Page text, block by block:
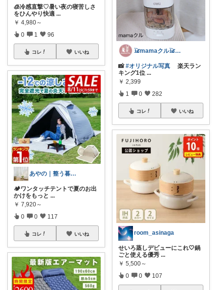
🧊冷感直撃♡暑い夜の寝苦しさ
をひんやり快適 ...
￥ 4,980～
0 1 96
コレ いいね
あやの｜整う暮らしROOM
🏕️ワンタッチテントで夏のお出
かけをもっと ...
￥ 7,920～
0 0 117
コレ いいね
𓃠mamaクル𓃠Thanks🏡
📸#オリジナル写真 楽天ラン
キング1位 ...
￥ 2,399
1 0 282
コレ いいね
room_asinaga
せいろ蒸しデビューにこれ🤍鍋
ごと使える優秀 ...
￥ 5,500～
0 0 107